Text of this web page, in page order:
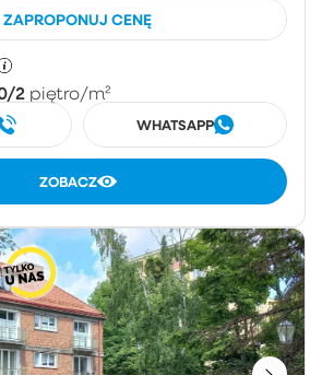
ZAPROPONUJ CENĘ
2 piętro/m²
WHATSAPP
ZOBACZ